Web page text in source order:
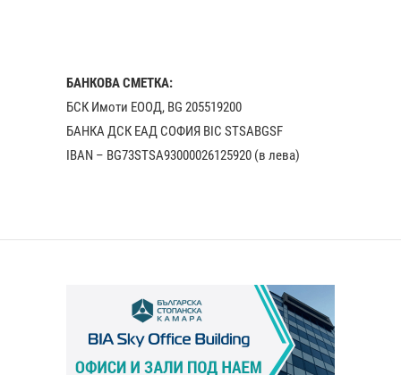
БАНКОВА СМЕТКА:
БСК Имоти ЕООД, BG 205519200
БАНКА ДСК EАД СОФИЯ BIC STSABGSF
IBAN – BG73STSA93000026125920 (в лева)